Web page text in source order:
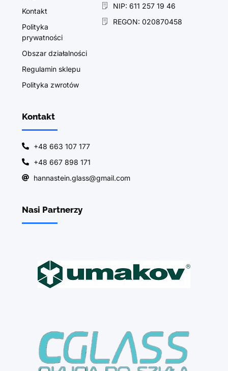
Kontakt
Polityka
prywatności
Obszar działalności
Regulamin sklepu
Polityka zwrotów
NIP: 611 257 19 46
REGON: 020870458
Kontakt
+48 663 107 177
+48 667 898 171
hannastein.glass@gmail.com
Nasi Partnerzy